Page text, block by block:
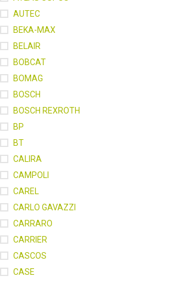
AUTEC
BEKA-MAX
BELAIR
BOBCAT
BOMAG
BOSCH
BOSCH REXROTH
BP
BT
CALIRA
CAMPOLI
CAREL
CARLO GAVAZZI
CARRARO
CARRIER
CASCOS
CASE